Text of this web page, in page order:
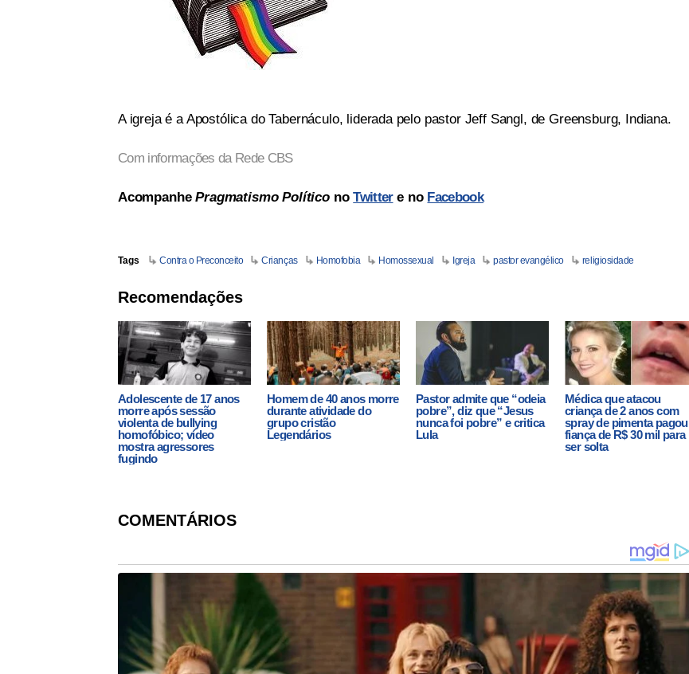
A igreja é a Apostólica do Tabernáculo, liderada pelo pastor Jeff Sangl, de Greensburg, Indiana.
Com informações da Rede CBS
AcompanhePragmatismo PolíticonoTwittere no Facebook
Tags Contra o Preconceito Crianças Homofobia Homossexual Igreja pastor evangélico religiosidade
Recomendações
Adolescente de 17 anos
morre após sessão
violenta de bullying
homofóbico; vídeo
mostra agressores
fugindo
Homem de 40 anos morre
durante atividade do
grupo cristão
Legendários
Pastor admite que “odeia
pobre”, diz que “Jesus
nunca foi pobre” e critica
Lula
Médica que atacou
criança de 2 anos com
spray de pimenta pagou
fiança de R$ 30 mil para
ser solta
COMENTÁRIOS